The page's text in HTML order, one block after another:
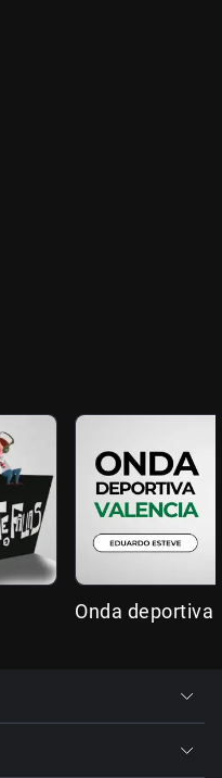
Onda deportiva